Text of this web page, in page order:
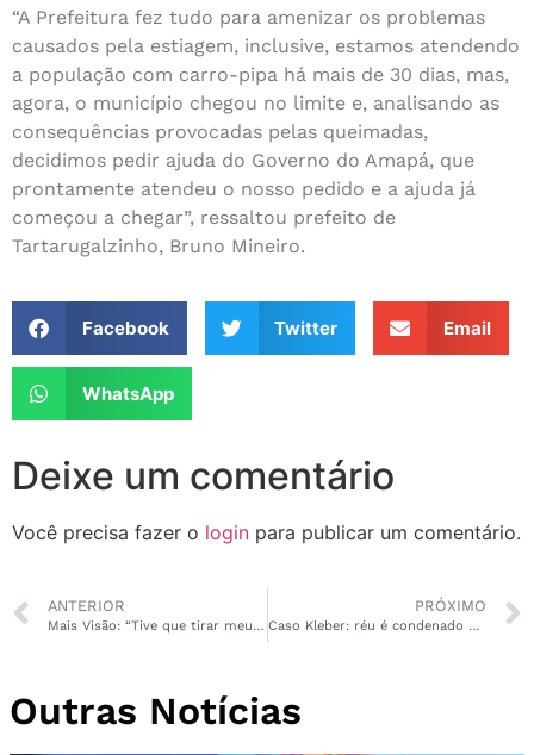
“A Prefeitura fez tudo para amenizar os problemas
causados pela estiagem, inclusive, estamos atendendo
a população com carro-pipa há mais de 30 dias, mas,
agora, o município chegou no limite e, analisando as
consequências provocadas pelas queimadas,
decidimos pedir ajuda do Governo do Amapá, que
prontamente atendeu o nosso pedido e a ajuda já
começou a chegar”, ressaltou prefeito de
Tartarugalzinho, Bruno Mineiro.
Facebook Twitter Email
WhatsApp
Deixe um comentário
Você precisa fazer o login para publicar um comentário.
ANTERIOR
Mais Visão: “Tive que tirar meu olho” relata paciente após cirurgia
PRÓXIMO
Caso Kleber: réu é condenado a 21 anos e 9 meses pela morte do tenente
Outras Notícias